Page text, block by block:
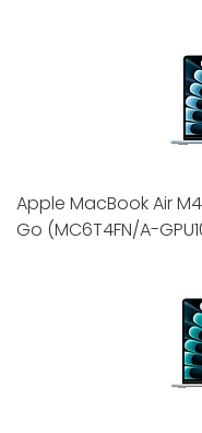
Apple MacBook Air
Go (MC6T4FN/A-